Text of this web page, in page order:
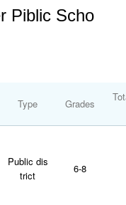
Piblic Scho
Type Grades
Public dis
trict
6-8